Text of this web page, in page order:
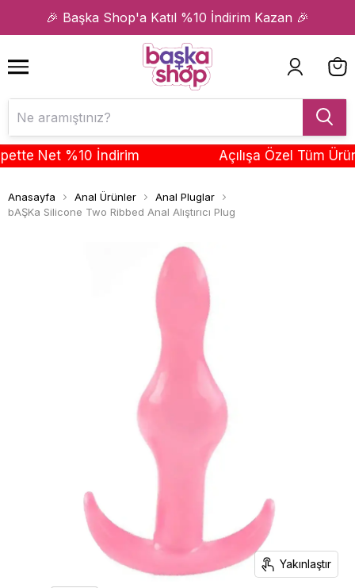
🎉 Başka Shop'a Katıl %10 İndirim Kazan 🎉
1 2
Net %10 İndirim Açılışa Özel Tüm
Anasayfa Anal Ürünler
Anal Pluglar
bAŞKa Silicone Two Ribbed Anal Alıştırıcı Plug
Yakınlaştır